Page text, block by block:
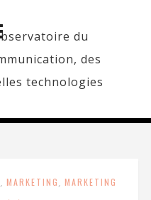
, MARKETING, MARKETING